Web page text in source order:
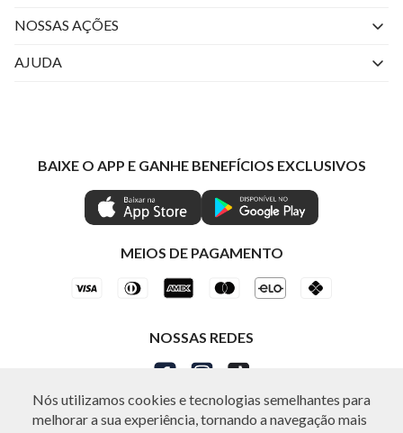
Nós utilizamos cookies e tecnologias semelhantes para
melhorar a sua experiência, tornando a navegação mais
Quem Somos
Painel de Privacidade
Gestão de Preferências
NOSSAS AÇÕES
Livelo
IND CASHBACK
AJUDA
Trocas e Devoluções
Regulamentos
Seja Um Revendedor
Shop by WhatsApp Individual
BAIXE O APP E GANHE BENEFÍCIOS EXCLUSIVOS
MEIOS DE PAGAMENTO
NOSSAS REDES